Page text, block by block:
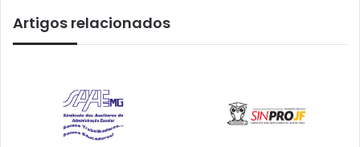
Artigos relacionados